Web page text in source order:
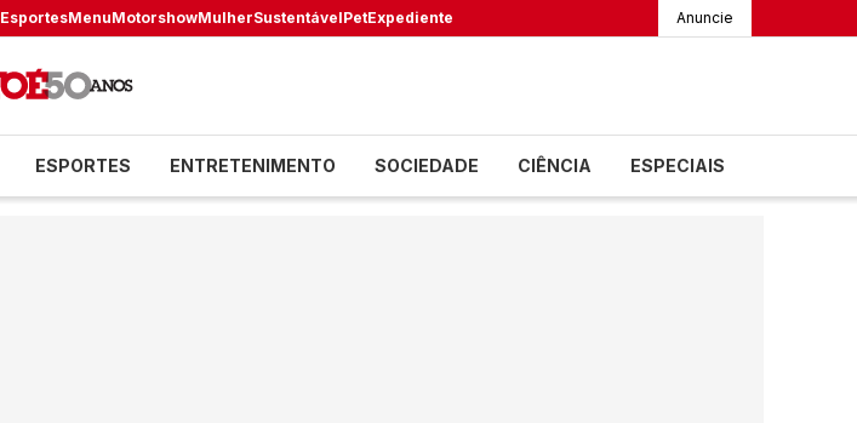
EsportesMenuMotorshowMulherSustentávelPetExpediente Anuncie
ESPORTES ENTRETENIMENTO SOCIEDADE CIÊNCIA ESPECIAIS